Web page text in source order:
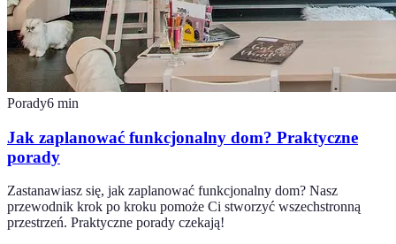
Porady6 min
Jak zaplanować funkcjonalny dom? Praktyczne
porady
Zastanawiasz się, jak zaplanować funkcjonalny dom? Nasz
przewodnik krok po kroku pomoże Ci stworzyć wszechstronną
przestrzeń. Praktyczne porady czekają!